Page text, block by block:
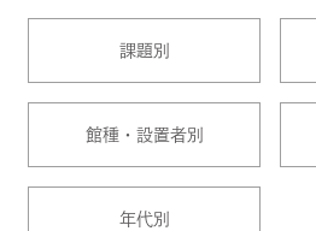
課題別
館種・設置者別
年代別